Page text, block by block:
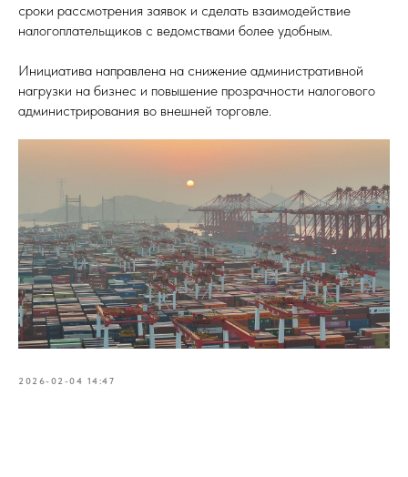
сроки рассмотрения заявок и сделать взаимодействие
налогоплательщиков с ведомствами более удобным.
Инициатива направлена на снижение административной
нагрузки на бизнес и повышение прозрачности налогового
администрирования во внешней торговле.
2026-02-04 14:47